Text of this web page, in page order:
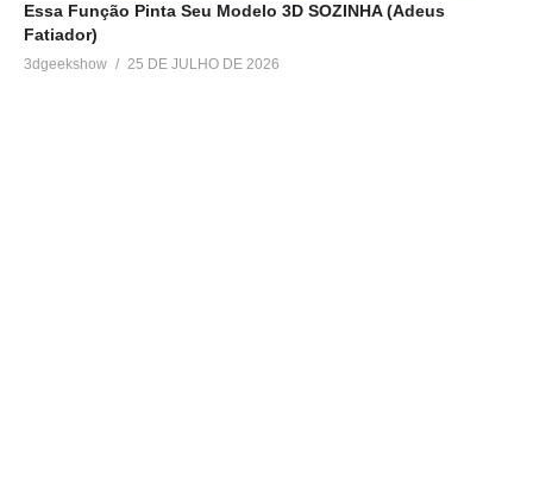
Essa Função Pinta Seu Modelo 3D SOZINHA (Adeus
Fatiador)
3dgeekshow 25 DE JULHO DE 2026